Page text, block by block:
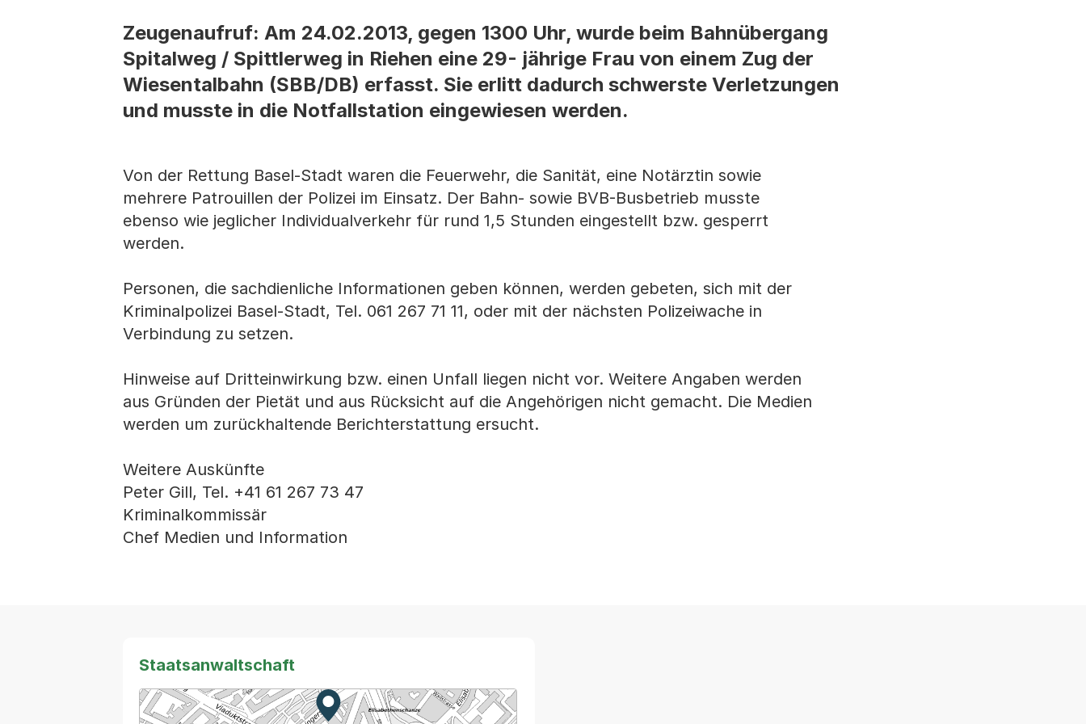
Zeugenaufruf: Am 24.02.2013, gegen 1300 Uhr, wurde beim Bahnübergang
Spitalweg / Spittlerweg in Riehen eine 29- jährige Frau von einem Zug der
Wiesentalbahn (SBB/DB) erfasst. Sie erlitt dadurch schwerste Verletzungen
und musste in die Notfallstation eingewiesen werden.
Von der Rettung Basel-Stadt waren die Feuerwehr, die Sanität, eine Notärztin sowie
mehrere Patrouillen der Polizei im Einsatz. Der Bahn- sowie BVB-Busbetrieb musste
ebenso wie jeglicher Individualverkehr für rund 1,5 Stunden eingestellt bzw. gesperrt
werden.
Personen, die sachdienliche Informationen geben können, werden gebeten, sich mit der
Kriminalpolizei Basel-Stadt, Tel. 061 267 71 11, oder mit der nächsten Polizeiwache in
Verbindung zu setzen.
Hinweise auf Dritteinwirkung bzw. einen Unfall liegen nicht vor. Weitere Angaben werden
aus Gründen der Pietät und aus Rücksicht auf die Angehörigen nicht gemacht. Die Medien
werden um zurückhaltende Berichterstattung ersucht.
Weitere Auskünfte
Peter Gill, Tel. +41 61 267 73 47
Kriminalkommissär
Chef Medien und Information
Staatsanwaltschaft
Zur Karte von MapBS.
Externer Link, wird in einem neuen Tab oder Fenster geöffnet